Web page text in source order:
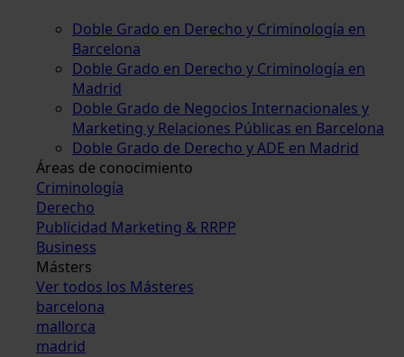
Doble Grado en Derecho y Criminología en
Barcelona
Doble Grado en Derecho y Criminología en
Madrid
Doble Grado de Negocios Internacionales y
Marketing y Relaciones Públicas en Barcelona
Doble Grado de Derecho y ADE en Madrid
Áreas de conocimiento
Criminología
Derecho
Publicidad Marketing & RRPP
Business
Másters
Ver todos los Másteres
barcelona
mallorca
madrid